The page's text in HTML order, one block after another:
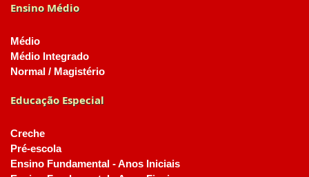
Ensino Médio
Médio
Médio Integrado
Normal / Magistério
Educação Especial
Creche
Pré-escola
Ensino Fundamental - Anos Iniciais